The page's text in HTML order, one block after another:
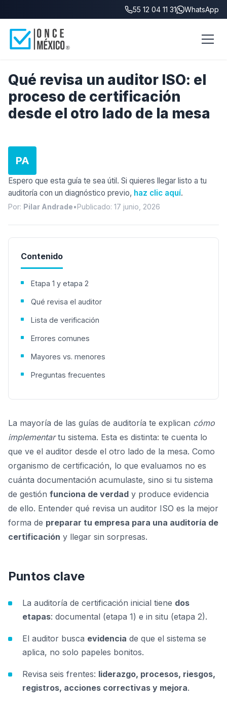
55 12 04 11 31 WhatsApp
Qué revisa un auditor ISO: el
proceso de certificación
desde el otro lado de la mesa
PA
Espero que esta guía te sea útil. Si quieres llegar listo a tu
auditoría con un diagnóstico previo, haz clic aquí.
Por: Pilar Andrade•Publicado: 17 junio, 2026
La mayoría de las guías de auditoría te explican cómo
implementartu sistema. Esta es distinta: te cuenta lo
que ve el auditor desde el otro lado de la mesa. Como
organismo de certificación, lo que evaluamos no es
cuánta documentación acumulaste, sino si tu sistema
de gestión funciona de verdad y produce evidencia
de ello. Entender qué revisa un auditor ISO es la mejor
forma de preparar tu empresa para una auditoría de
certificación y llegar sin sorpresas.
Puntos clave
La auditoría de certificación inicial tiene dos
etapas: documental (etapa 1) e in situ (etapa 2).
El auditor busca evidencia de que el sistema se
aplica, no solo papeles bonitos.
Revisa seis frentes: liderazgo, procesos, riesgos,
registros, acciones correctivas y mejora.
Contenido
Etapa 1 y etapa 2
Qué revisa el auditor
Lista de verificación
Errores comunes
Mayores vs. menores
Preguntas frecuentes